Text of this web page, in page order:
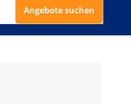
Angebote suchen